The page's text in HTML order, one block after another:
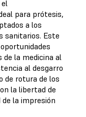
para prótesis,
a los
sanitarios. Este
de la medicina al
al desgarro
de rotura de los
la libertad de
de la impresión